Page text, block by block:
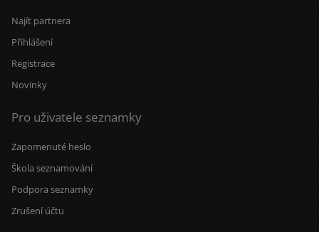
Najít partnera
Přihlášení
Registrace
Novinky
Pro uživatele seznamky
Zapomenuté heslo
Škola seznamování
Podpora seznamky
Zrušení účtu